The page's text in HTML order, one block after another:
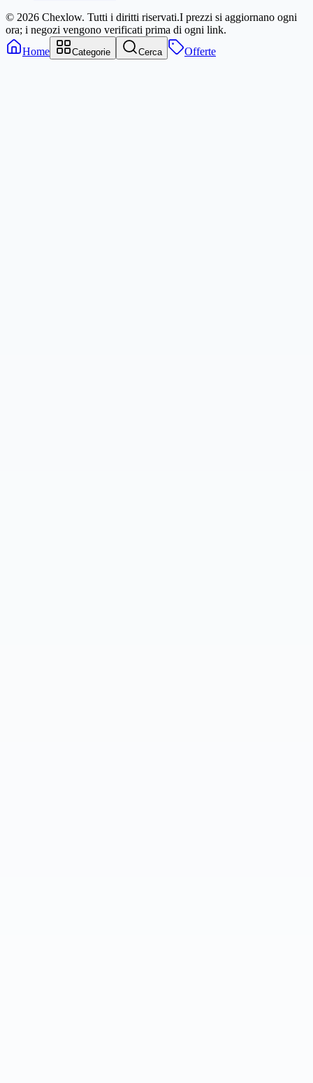
© 2026 Chexlow. Tutti i diritti riservati.I prezzi si aggiornano ogni
ora; i negozi vengono verificati prima di ogni link.
Home
Categorie Cerca Offerte